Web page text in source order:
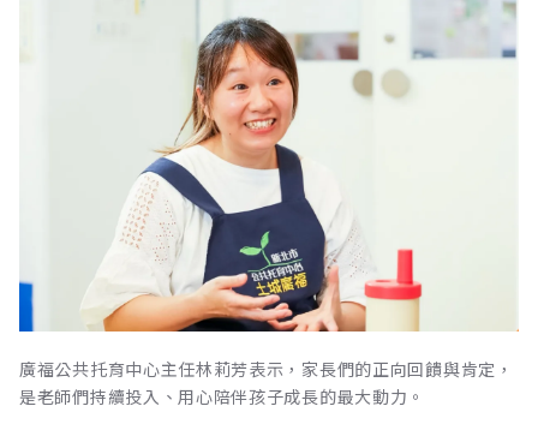
廣福公共托育中心主任林莉芳表示，家長們的正向回饋與肯定，
是老師們持續投入、用心陪伴孩子成長的最大動力。